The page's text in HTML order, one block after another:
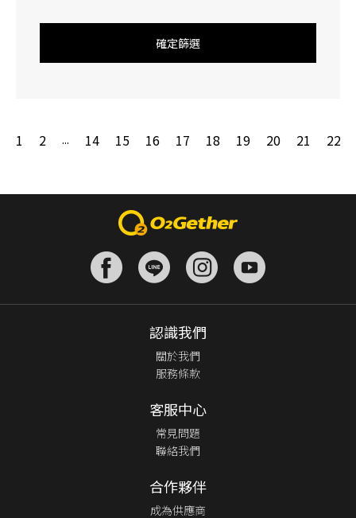
確定篩選
1 2 ... 14 15 16 17 18 19 20 21 22
認識我們
關於我們
服務條款
客服中心
常見問題
聯絡我們
合作夥伴
成為供應商